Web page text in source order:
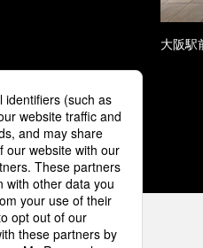
大阪